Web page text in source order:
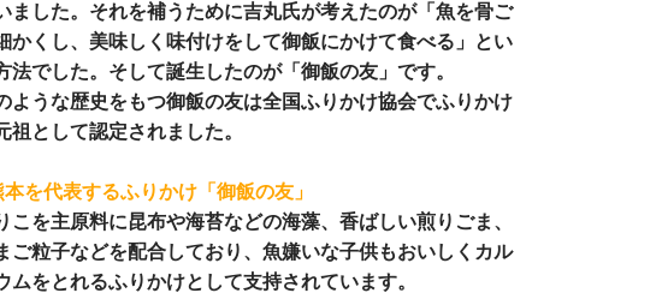
ました。それを補うために吉丸氏が考えたのが「魚を骨ご
かくし、美味しく味付けをして御飯にかけて食べる」とい
法でした。そして誕生したのが「御飯の友」です。
ような歴史をもつ御飯の友は全国ふりかけ協会でふりかけ
祖として認定されました。
本を代表するふりかけ「御飯の友」
こを主原料に昆布や海苔などの海藻、香ばしい煎りごま、
ご粒子などを配合しており、魚嫌いな子供もおいしくカル
ムをとれるふりかけとして支持されています。